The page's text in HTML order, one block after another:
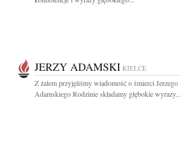
JERZY ADAMSKI KIELCE
Z żalem przyjęliśmy wiadomość o śmierci Jerzego
Adamskiego Rodzinie składamy głębokie wyrazy...